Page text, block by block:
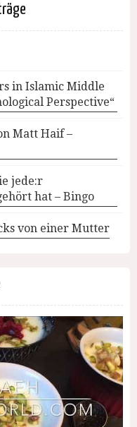
in Islamic Middle
Perspective“
Matt Haif –
jede:r
hat – Bingo
von einer Mutter